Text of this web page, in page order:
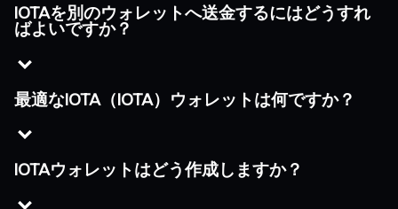
IOTAを別のウォレットへ送金するにはどうすれ
ばよいですか？
最適なIOTA（IOTA）ウォレットは何ですか？
IOTAウォレットはどう作成しますか？